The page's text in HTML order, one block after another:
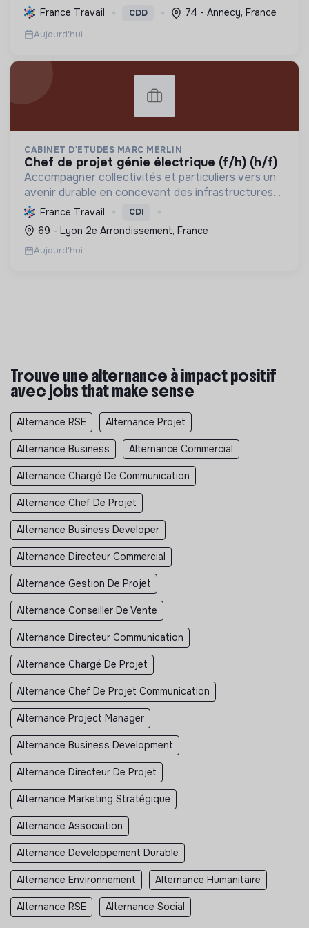
en offrant des produits bio et équitables, en
réduisant les déchets et en soutenant l'économie
locale et solidaire.
France Travail CDD 74 - Annecy, France
Aujourd'hui
CABINET D'ETUDES MARC MERLIN
chef de projet génie électrique (f/h) (h/f)
Accompagner collectivités et particuliers vers un
avenir durable en concevant des infrastructures
et solutions innovantes pour l'eau, l'énergie, les
déchets et l'aménagement, propulsant la
transition ...
France Travail CDI
69 - Lyon 2e Arrondissement, France
Aujourd'hui
Trouve une alternance à impact positif
avec jobs that make sense
Alternance RSE Alternance Projet
Alternance Business Alternance Commercial
Alternance Chargé De Communication
Alternance Chef De Projet
Alternance Business Developer
Alternance Directeur Commercial
Alternance Gestion De Projet
Alternance Conseiller De Vente
Alternance Directeur Communication
Alternance Chargé De Projet
Alternance Chef De Projet Communication
Alternance Project Manager
Alternance Business Development
Alternance Directeur De Projet
Alternance Marketing Stratégique
Alternance Association
Alternance Developpement Durable
Alternance Environnement Alternance Humanitaire
Alternance RSE Alternance Social